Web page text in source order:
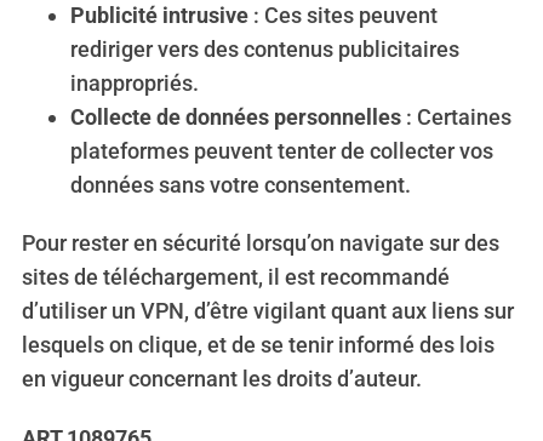
Publicité intrusive: Ces sites peuvent
rediriger vers des contenus publicitaires
inappropriés.
Collecte de données personnelles: Certaines
plateformes peuvent tenter de collecter vos
données sans votre consentement.
Pour rester en sécurité lorsqu’on navigate sur des
sites de téléchargement, il est recommandé
d’utiliser un VPN, d’être vigilant quant aux liens sur
lesquels on clique, et de se tenir informé des lois
en vigueur concernant les droits d’auteur.